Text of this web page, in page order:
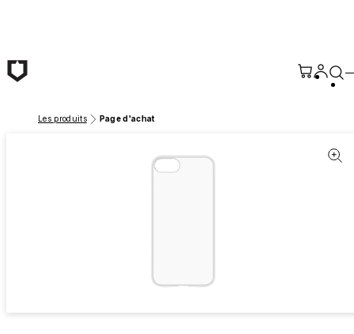
Les produits Page d'achat